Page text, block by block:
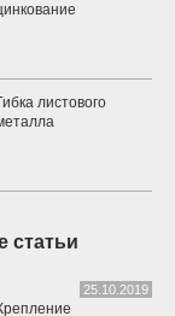
листового
статьи
25.10.2019